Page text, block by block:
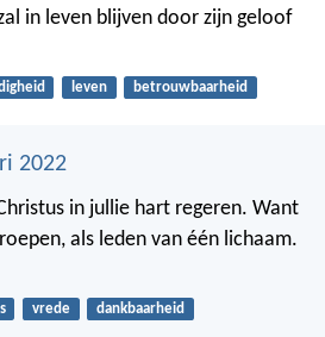
in leven blijven door zijn geloof
leven betrouwbaarheid
2022
in jullie hart regeren. Want
als leden van één lichaam.
vrede dankbaarheid